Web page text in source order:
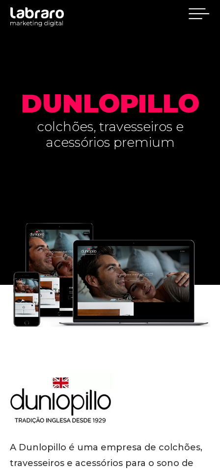
DUNLOPILLO
colchões, travesseiros e
acessórios premium
A Dunlopillo é uma empresa de colchões,
travesseiros e acessórios para o sono de